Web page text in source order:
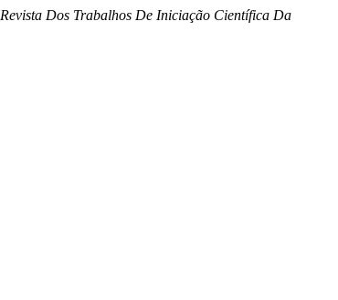
Revista Dos Trabalhos De Iniciação Científica Da